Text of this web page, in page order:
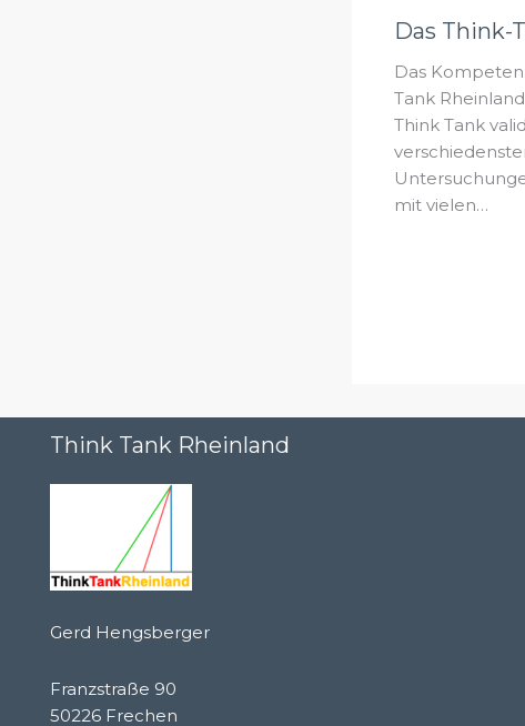
Das Think-
Das
Tank
Think Tank
mit vielen…
Think Tank Rheinland
Gerd Hengsberger
Franzstraße 90
50226 Frechen